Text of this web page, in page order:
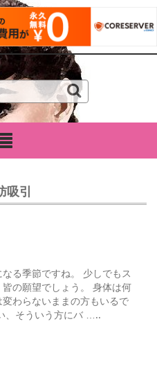
引
る季節ですね。 少しでもス
の願望でしょう。 身体は何
わらないままの方もいるで
、そういう方にバ …..